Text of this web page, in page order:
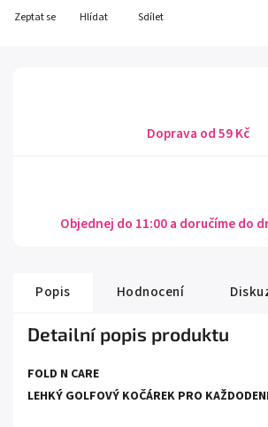
Zeptat se Hlídat Sdílet
Doprava od 59 Kč
Objednej do 11:00 a doručíme do
Popis Hodnocení
Detailní popis produktu
FOLD N CARE
LEHKÝ GOLFOVÝ KOČÁREK PRO